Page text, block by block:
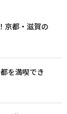
京都・滋賀の
を満喫でき